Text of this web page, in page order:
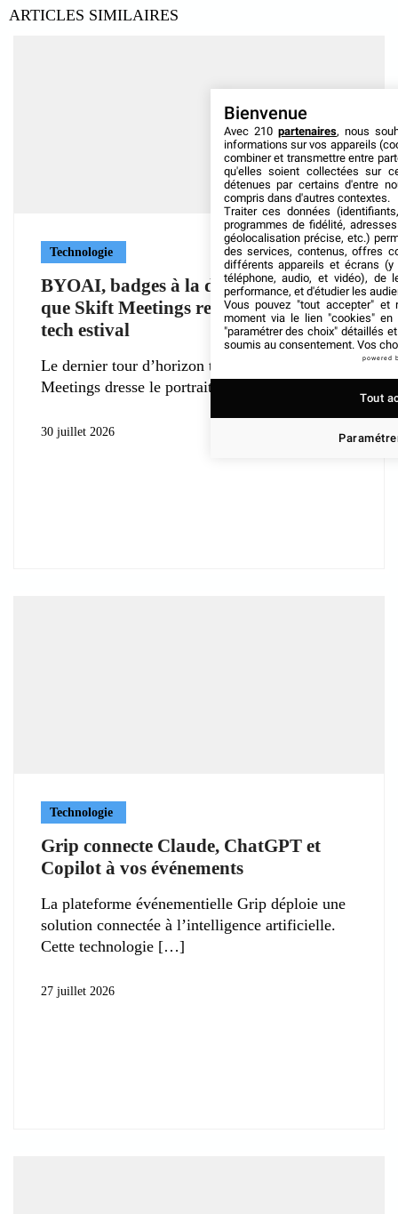
ARTICLES SIMILAIRES
Technologie
BYOAI, badges à la demande, NFC : ce
que Skift Meetings retient de l’event
tech estival
Le dernier tour d’horizon technologique de Skift
Meetings dresse le portrait d’un secteur
30 juillet 2026
Technologie
Grip connecte Claude, ChatGPT et
Copilot à vos événements
La plateforme événementielle Grip déploie une
solution connectée à l’intelligence artificielle.
Cette technologie
27 juillet 2026
Bienvenue
Avec 210 partenaires, nous
informations sur vos appareils
combiner et transmettre entre
qu'elles soient collectées sur
détenues par certains d'entre
compris dans d'autres contextes.
Traiter ces données
programmes de fidélité,
géolocalisation précise, etc.)
des services, contenus, offres
différents appareils et écrans (y
téléphone, audio, et vidéo), de
performance, et d'étudier les
Vous pouvez "tout accepter" et
moment via le lien "cookies" en
"paramétrer des choix" détaillés
soumis au consentement. Vos
powered
Tout